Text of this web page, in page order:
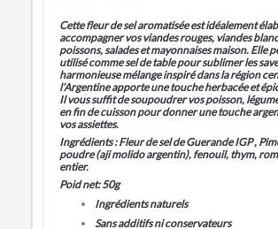
Cette fleur de sel aromatisée est idéalement
accompagner vos viandes rouges, viandes
poissons, salades et mayonnaises maison. Elle
utilisé comme sel de table pour sublimer les
harmonieuse mélange inspiré dans la région
l’Argentine apporte une touche herbacée et
Il vous suffit de soupoudrer vos poisson,
en fin de cuisson pour donner une touche
vos assiettes.
Ingrédients : Fleur de sel de Guerande IGP ,
poudre (aji molido argentin), fenouil, thym,
entier.
Poid net: 50g
Ingrédients naturels
Sans additifs ni conservateurs